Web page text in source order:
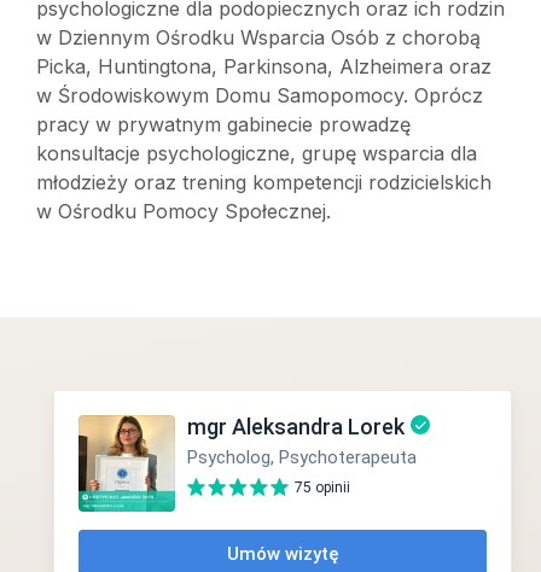
psychologiczne dla podopiecznych oraz ich rodzin
w Dziennym Ośrodku Wsparcia Osób z chorobą
Picka, Huntingtona, Parkinsona, Alzheimera oraz
w Środowiskowym Domu Samopomocy. Oprócz
pracy w prywatnym gabinecie prowadzę
konsultacje psychologiczne, grupę wsparcia dla
młodzieży oraz trening kompetencji rodzicielskich
w Ośrodku Pomocy Społecznej.